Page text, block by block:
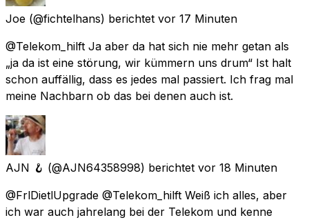
Joe (@fichtelhans) berichtet vor 17 Minuten
@Telekom_hilft Ja aber da hat sich nie mehr getan als
„ja da ist eine störung, wir kümmern uns drum“ Ist halt
schon auffällig, dass es jedes mal passiert. Ich frag mal
meine Nachbarn ob das bei denen auch ist.
AJN 🪝 (@AJN64358998) berichtet vor 18 Minuten
@FrlDietlUpgrade @Telekom_hilft Weiß ich alles, aber
ich war auch jahrelang bei der Telekom und kenne